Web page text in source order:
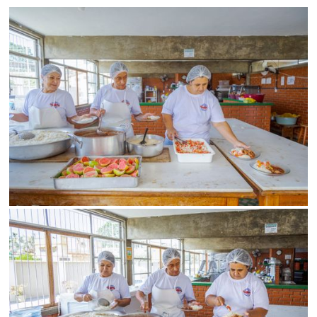
Limite de download
Status